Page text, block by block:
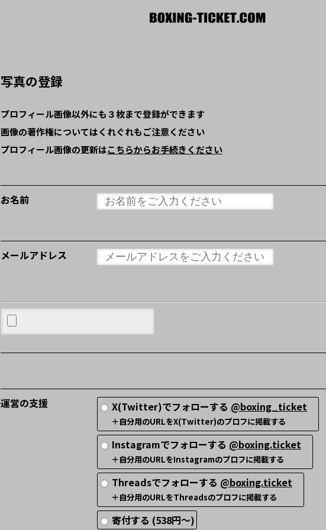
写真の登録
プロフィール画像以外にも３枚まで登録ができます
画像の著作権についてはくれぐれもご注意ください
プロフィール画像の更新はこちらからお手続きください
お名前
メールアドレス
運営の支援 X(Twitter)でフォローする @boxing_ticket
＋自分用のURLをX(Twitter)のプロフに掲載する
Instagramでフォローする @boxing.ticket
＋自分用のURLをInstagramのプロフに掲載する
Threadsでフォローする @boxing.ticket
＋自分用のURLをThreadsのプロフに掲載する
寄付する (538円～)